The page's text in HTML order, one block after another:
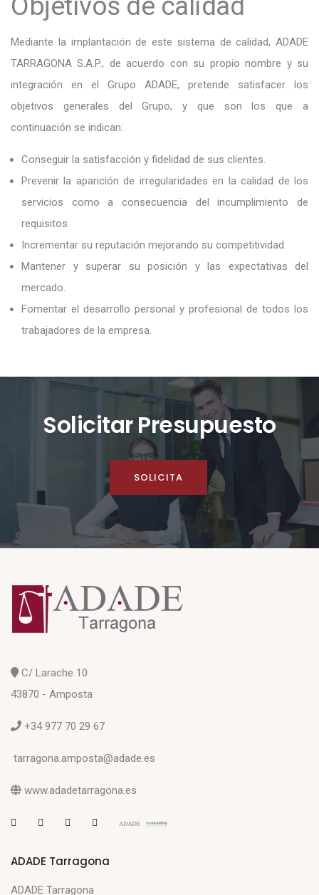
Mediante la implantación de este sistema de calidad, ADADE
TARRAGONA S.A.P., de acuerdo con su propio nombre y su
integración en el Grupo ADADE, pretende satisfacer los
objetivos generales del Grupo, y que son los que a
continuación se indican:
Conseguir la satisfacción y fidelidad de sus clientes.
Prevenir la aparición de irregularidades en la calidad de los
servicios como a consecuencia del incumplimiento de
requisitos.
Incrementar su reputación mejorando su competitividad.
Mantener y superar su posición y las expectativas del
mercado.
Fomentar el desarrollo personal y profesional de todos los
trabajadores de la empresa.
Solicitar Presupuesto
SOLICITA
C/ Larache 10
43870 - Amposta
+34 977 70 29 67
tarragona.amposta@adade.es
www.adadetarragona.es
ADADE Tarragona
ADADE Tarragona